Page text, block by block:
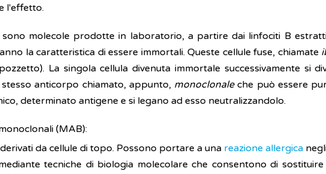
l'effetto.
molecole prodotte in laboratorio, a partire dai linfociti B
la caratteristica di essere immortali. Queste cellule fuse, chiamate
La singola cellula divenuta immortale successivamente si
anticorpo chiamato, appunto, monoclonaleche può essere
determinato antigene e si legano ad esso neutralizzandolo.
(MAB):
da cellule di topo. Possono portare a una reazione allergica
tecniche di biologia molecolare che consentono di